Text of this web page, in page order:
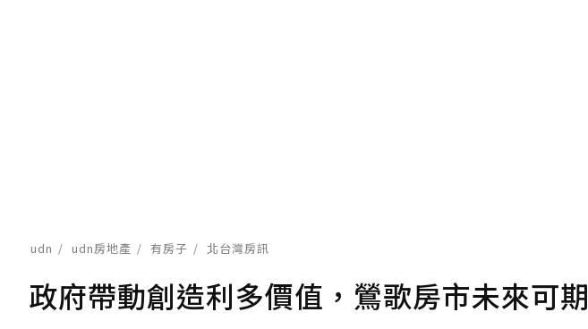
udn udn房地產 有房子 北台灣房訊
政府帶動創造利多價值，鶯歌房市未來可期